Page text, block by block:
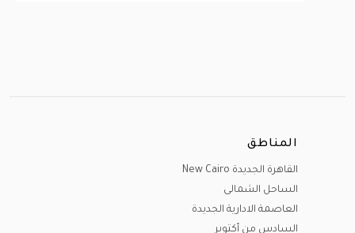
المناطق
القاهرة الجديدة New Cairo
الساحل الشمالى
العاصمة الادارية الجديدة
السادس من أكتوبر